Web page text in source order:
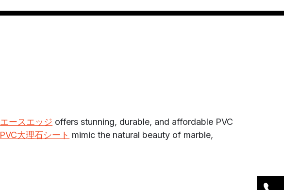
エースエッジ offers stunning, durable, and affordable PVC
PVC大理石シート mimic the natural beauty of marble,